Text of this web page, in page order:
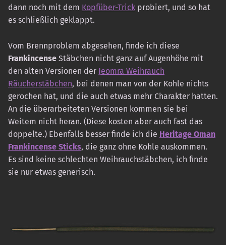
dann noch mit dem Kopfüber-Trick probiert, und so hat
es schließlich geklappt.
Vom Brennproblem abgesehen, finde ich diese
Frankincense Stäbchen nicht ganz auf Augenhöhe mit
den alten Versionen der Jeomra Weihrauch
Räucherstäbchen, bei denen man von der Kohle nichts
gerochen hat, und die auch etwas mehr Charakter hatten.
An die überarbeiteten Versionen kommen sie bei
Weitem nicht heran. (Diese kosten aber auch fast das
doppelte.) Ebenfalls besser finde ich die Heritage Oman
Frankincense Sticks, die ganz ohne Kohle auskommen.
Es sind keine schlechten Weihrauchstäbchen, ich finde
sie nur etwas generisch.